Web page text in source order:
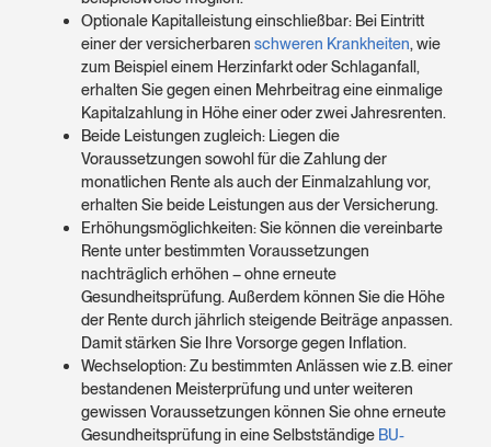
Optionale Kapitalleistung einschließbar: Bei Eintritt
einer der versicherbaren schweren Krankheiten, wie
zum Beispiel einem Herzinfarkt oder Schlaganfall,
erhalten Sie gegen einen Mehrbeitrag eine einmalige
Kapitalzahlung in Höhe einer oder zwei Jahresrenten.
Beide Leistungen zugleich: Liegen die
Voraussetzungen sowohl für die Zahlung der
monatlichen Rente als auch der Einmalzahlung vor,
erhalten Sie beide Leistungen aus der Versicherung.
Erhöhungsmöglichkeiten: Sie können die vereinbarte
Rente unter bestimmten Voraussetzungen
nachträglich erhöhen – ohne erneute
Gesundheitsprüfung. Außerdem können Sie die Höhe
der Rente durch jährlich steigende Beiträge anpassen.
Damit stärken Sie Ihre Vorsorge gegen Inflation.
Wechseloption: Zu bestimmten Anlässen wie z.B. einer
bestandenen Meisterprüfung und unter weiteren
gewissen Voraussetzungen können Sie ohne erneute
Gesundheitsprüfung in eine Selbstständige BU-